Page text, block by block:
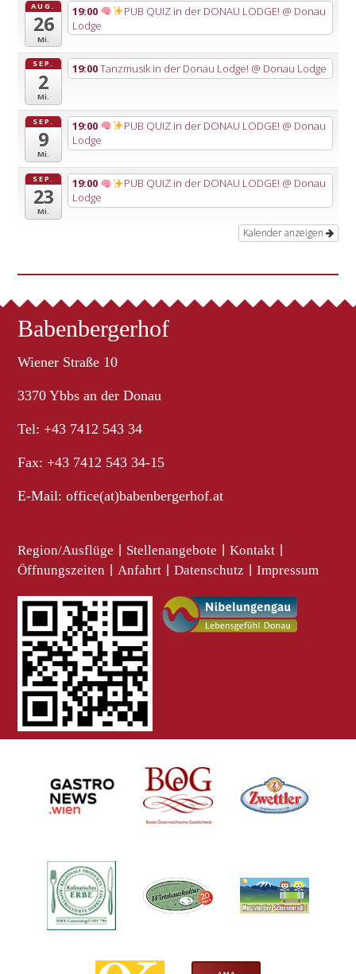
AUG.
26
Mi.
19:00 PUB QUIZ in der DONAU LODGE! @ Donau
Lodge
SEP.
2
Mi.
19:00Tanzmusik in der Donau Lodge! @ Donau Lodge
SEP.
9
Mi.
19:00 PUB QUIZ in der DONAU LODGE! @ Donau
Lodge
SEP.
23
Mi.
19:00 PUB QUIZ in der DONAU LODGE! @ Donau
Lodge
Kalender anzeigen
Babenbergerhof
Wiener Straße 10
3370 Ybbs an der Donau
Tel: +43 7412 543 34
Fax: +43 7412 543 34-15
E-Mail:office(at)babenbergerhof.at
Region/Ausflüge Stellenangebote Kontakt
Öffnungszeiten Anfahrt Datenschutz Impressum